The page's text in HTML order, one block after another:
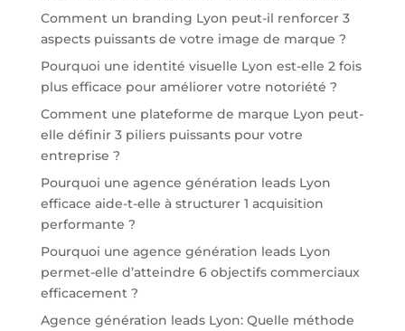
Comment un branding Lyon peut-il renforcer 3
aspects puissants de votre image de marque ?
Pourquoi une identité visuelle Lyon est-elle 2 fois
plus efficace pour améliorer votre notoriété ?
Comment une plateforme de marque Lyon peut-
elle définir 3 piliers puissants pour votre
entreprise ?
Pourquoi une agence génération leads Lyon
efficace aide-t-elle à structurer 1 acquisition
performante ?
Pourquoi une agence génération leads Lyon
permet-elle d’atteindre 6 objectifs commerciaux
efficacement ?
Agence génération leads Lyon: Quelle méthode